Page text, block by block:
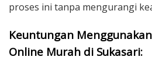
proses ini tanpa mengurangi
Keuntungan
Online Murah di Sukasari: